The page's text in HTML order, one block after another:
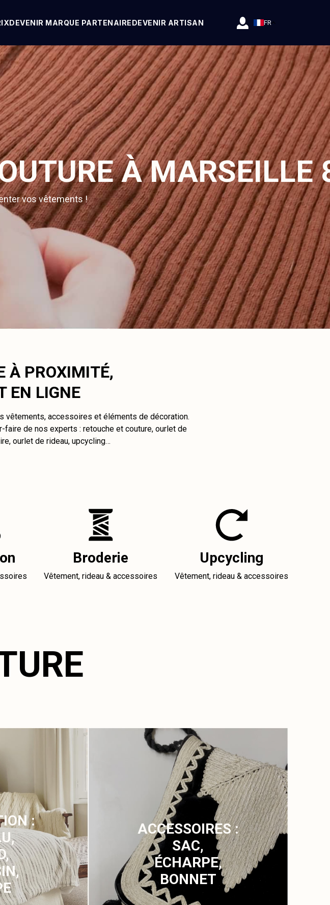
DEVENIR MARQUE PARTENAIREDEVENIR ARTISAN FR
À MARSEILLE
vos vêtements !
À PROXIMITÉ,
EN LIGNE
vêtements, accessoires et éléments de décoration.
de nos experts : retouche et couture, ourlet de
ourlet de rideau, upcycling…
Broderie
Vêtement, rideau & accessoires
Upcycling
Vêtement, rideau & accessoires
:
ACCESSOIRES :
SAC,
ÉCHARPE,
BONNET